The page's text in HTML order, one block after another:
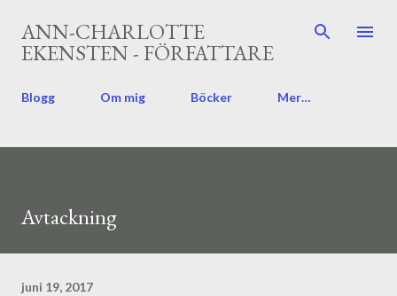
Fortsätt till huvudinnehåll
ANN-CHARLOTTE
EKENSTEN - FÖRFATTARE
Blogg Om mig Böcker Mer…
Avtackning
juni 19, 2017